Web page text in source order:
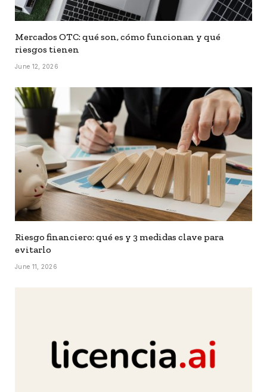
Mercados OTC: qué son, cómo funcionan y qué
riesgos tienen
June 12, 2026
Riesgo financiero: qué es y 3 medidas clave para
evitarlo
June 11, 2026